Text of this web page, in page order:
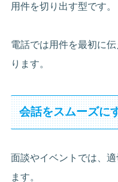
用件を切り出す型です。
電話では用件を最初に
ります。
会話をスムーズに
面談やイベントでは、
ます。